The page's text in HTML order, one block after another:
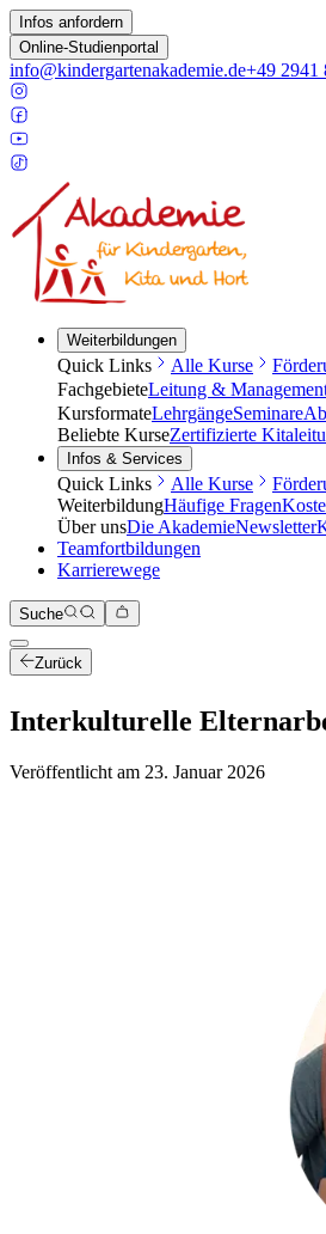
Infos anfordern
Online-Studienportal
info@kindergartenakademie.de+49 2941
Weiterbildungen
Quick Links Alle Kurse
FachgebieteLeitung &
KursformateLehrgängeSeminare
Beliebte KurseZertifizierte
Infos & Services
Quick Links Alle Kurse
WeiterbildungHäufige Fragen
Über unsDie AkademieNewsletter
Teamfortbildungen
Karrierewege
Suche
Zurück
Interkulturelle
Veröffentlicht am 23. Januar 2026